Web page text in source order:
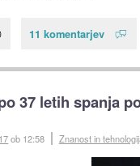
11 komentarjev
37 letih spanja
ob 12:58 Znanost in